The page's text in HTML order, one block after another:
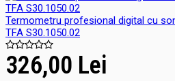
Termometru profesional digital cu
TFA S30.1050.02
326,00 Lei